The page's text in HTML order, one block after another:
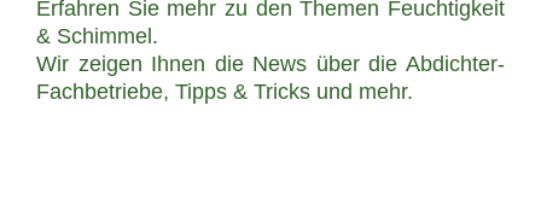
Erfahren Sie mehr zu den Themen Feuchtigkeit
& Schimmel.
Wir zeigen Ihnen die News über die Abdichter-
Fachbetriebe, Tipps & Tricks und mehr.